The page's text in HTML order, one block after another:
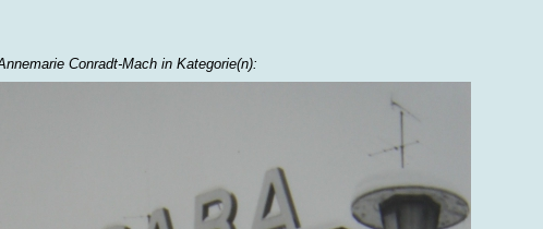
Conradt-Mach in Kategorie(n):